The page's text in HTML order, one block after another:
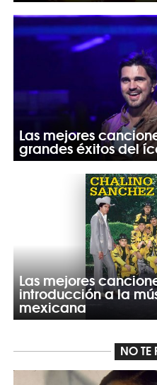
Las mejores
grandes éxitos del
Las mejores
introducción a la
mexicana
NO TE